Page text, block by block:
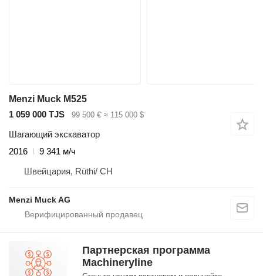
Menzi Muck M525
1 059 000 TJS
99 500 € ≈ 115 000 $
Шагающий экскаватор
2016
9 341 м/ч
Швейцария, Rüthi/ CH
Menzi Muck AG
Партнерская программа
Machineryline